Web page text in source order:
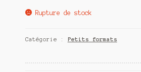
Rupture de stock
Catégorie : Petits formats